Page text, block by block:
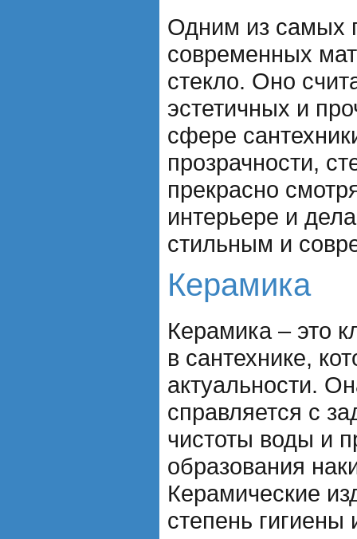
Одним из самых
современных
стекло. Оно
эстетичных и
сфере
прозрачности,
прекрасно
интерьере и
стильным и
Керамика
Керамика – это
в сантехнике,
актуальности.
справляется с
чистоты воды и
образования
Керамические
степень